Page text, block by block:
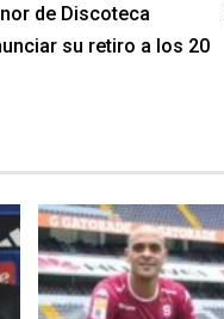
de Discoteca
su retiro a los 20